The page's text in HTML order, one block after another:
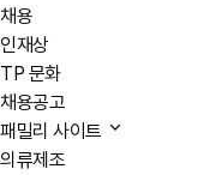
채용
인재상
TP 문화
채용공고
패밀리 사이트
의류제조